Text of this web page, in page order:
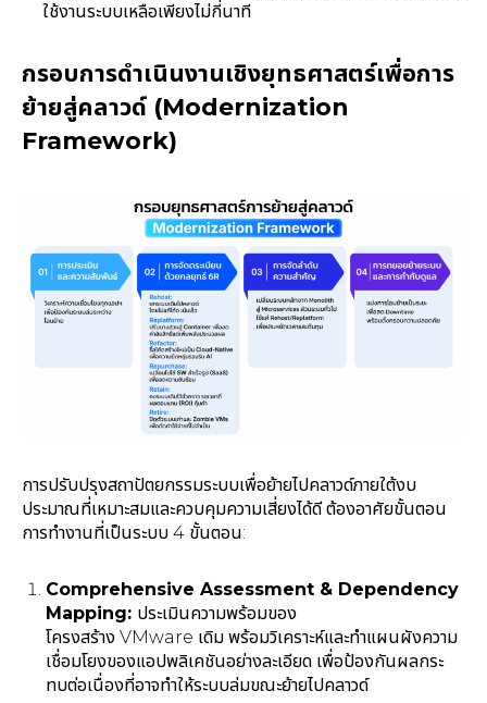
ใช้งานระบบเหลือเพียงไม่กี่นาที
กรอบการดำเนินงานเชิงยุทธศาสตร์เพื่อการ
ย้ายสู่คลาวด์ (Modernization
Framework)
การปรับปรุงสถาปัตยกรรมระบบเพื่อย้ายไปคลาวด์ภายใต้งบ
ประมาณที่เหมาะสมและควบคุมความเสี่ยงได้ดี ต้องอาศัยขั้นตอน
การทำงานที่เป็นระบบ 4 ขั้นตอน:
Comprehensive Assessment & Dependency
Mapping: ประเมินความพร้อมของ
โครงสร้าง VMware เดิม พร้อมวิเคราะห์และทำแผนผังความ
เชื่อมโยงของแอปพลิเคชันอย่างละเอียด เพื่อป้องกันผลกระ
ทบต่อเนื่องที่อาจทำให้ระบบล่มขณะย้ายไปคลาวด์